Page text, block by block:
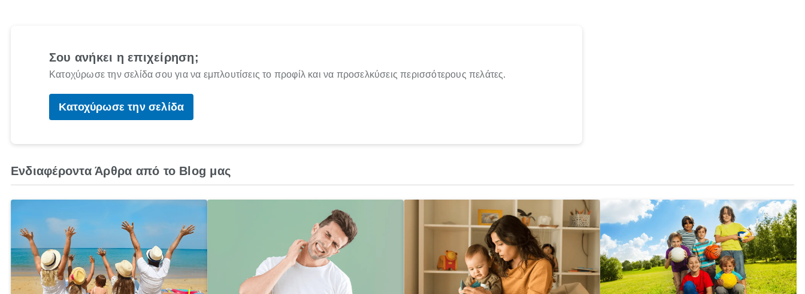
Σου ανήκει η επιχείρηση;
Κατοχύρωσε την σελίδα σου για να εμπλουτίσεις το προφίλ και να προσελκύσεις περισσότερους πελάτες.
Κατοχύρωσε την σελίδα
Ενδιαφέροντα Άρθρα από το Blog μας